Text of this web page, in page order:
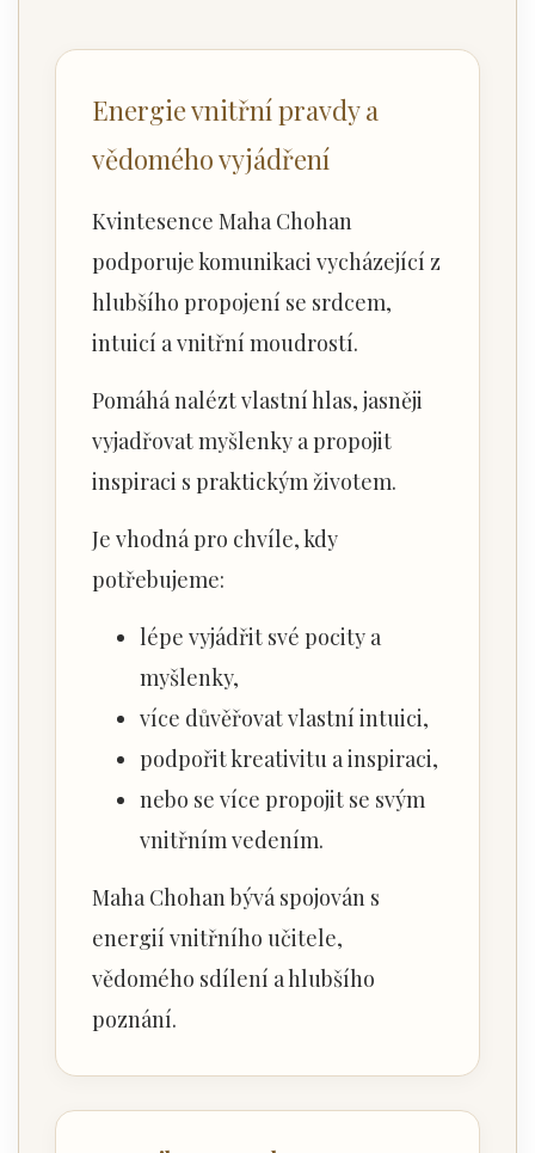
Energie vnitřní pravdy a
vědomého vyjádření
Kvintesence Maha Chohan
podporuje komunikaci vycházející z
hlubšího propojení se srdcem,
intuicí a vnitřní moudrostí.
Pomáhá nalézt vlastní hlas, jasněji
vyjadřovat myšlenky a propojit
inspiraci s praktickým životem.
Je vhodná pro chvíle, kdy
potřebujeme:
lépe vyjádřit své pocity a
myšlenky,
více důvěřovat vlastní intuici,
podpořit kreativitu a inspiraci,
nebo se více propojit se svým
vnitřním vedením.
Maha Chohan bývá spojován s
energií vnitřního učitele,
vědomého sdílení a hlubšího
poznání.